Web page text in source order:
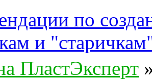
по
и
ПластЭксперт